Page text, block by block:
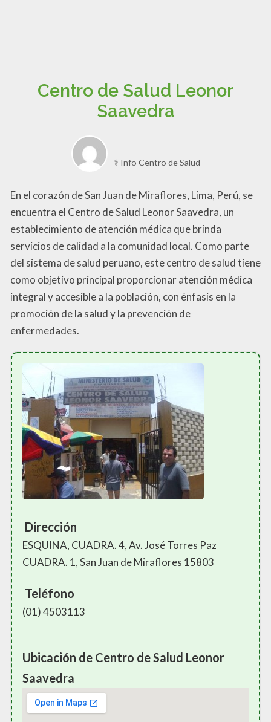
Centro de Salud Leonor
Saavedra
⚕️ Info Centro de Salud
En el corazón de San Juan de Miraflores, Lima, Perú, se
encuentra el Centro de Salud Leonor Saavedra, un
establecimiento de atención médica que brinda
servicios de calidad a la comunidad local. Como parte
del sistema de salud peruano, este centro de salud tiene
como objetivo principal proporcionar atención médica
integral y accesible a la población, con énfasis en la
promoción de la salud y la prevención de
enfermedades.
Dirección
ESQUINA, CUADRA. 4, Av. José Torres Paz
CUADRA. 1, San Juan de Miraflores 15803
Teléfono
(01) 4503113
Ubicación de Centro de Salud Leonor
Saavedra